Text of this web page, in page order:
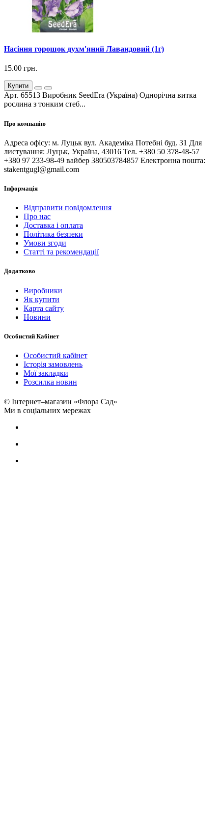
Насіння горошок духм'яний Лавандовий (1г)
15.00 грн.
Купити
Арт. 65513 Виробник SeedEra (Україна) Однорічна витка
рослина з тонким стеб...
Про компанію
Адреса офісу: м. Луцьк вул. Академіка Потебні буд. 31 Для
листування: Луцьк, Україна, 43016 Тел. +380 50 378-48-57
+380 97 233-98-49 вайбер 380503784857 Електронна пошта:
stakentgugl@gmail.com
Інформація
Відправити повідомлення
Про нас
Доставка і оплата
Політика безпеки
Умови згоди
Статті та рекомендації
Додатково
Виробники
Як купити
Карта сайту
Новини
Особистий Кабінет
Особистий кабінет
Історія замовлень
Мої закладки
Розсилка новин
© Інтернет–магазин «Флора Сад»
Ми в соціальних мережах